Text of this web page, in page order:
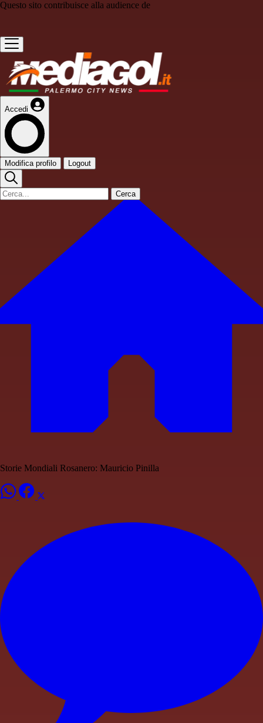
Questo sito contribuisce alla audience de
Accedi
Modifica profilo Logout
Cerca
Storie Mondiali Rosanero: Mauricio Pinilla